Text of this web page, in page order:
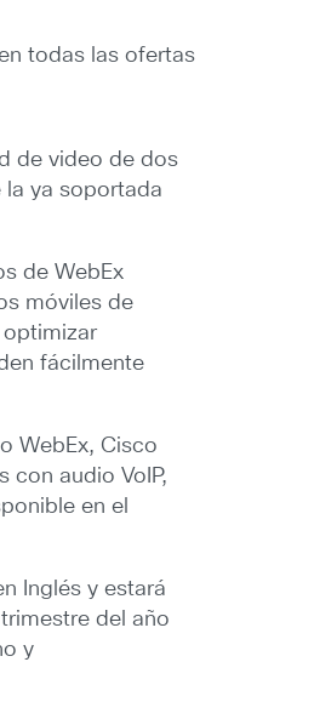
todas las ofertas
de video de dos
la ya soportada
de WebEx
móviles de
fácilmente
WebEx, Cisco
con audio VoIP,
en el
Inglés y estará
del año
y